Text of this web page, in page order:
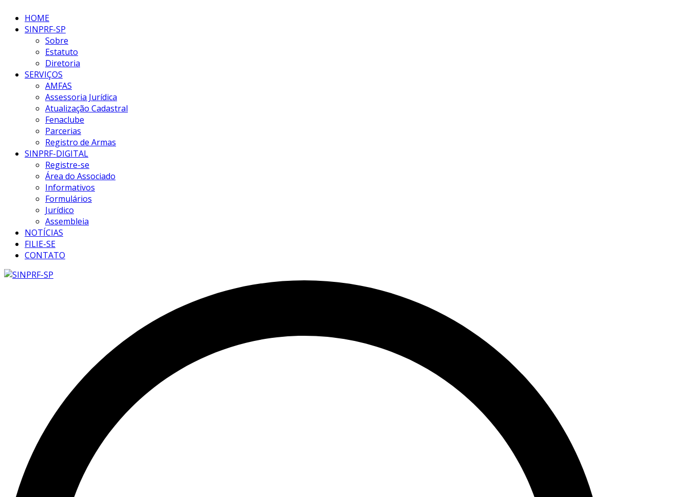
HOME
SINPRF-SP
Sobre
Estatuto
Diretoria
SERVIÇOS
AMFAS
Assessoria Jurídica
Atualização Cadastral
Fenaclube
Parcerias
Registro de Armas
SINPRF-DIGITAL
Registre-se
Área do Associado
Informativos
Formulários
Jurídico
Assembleia
NOTÍCIAS
FILIE-SE
CONTATO